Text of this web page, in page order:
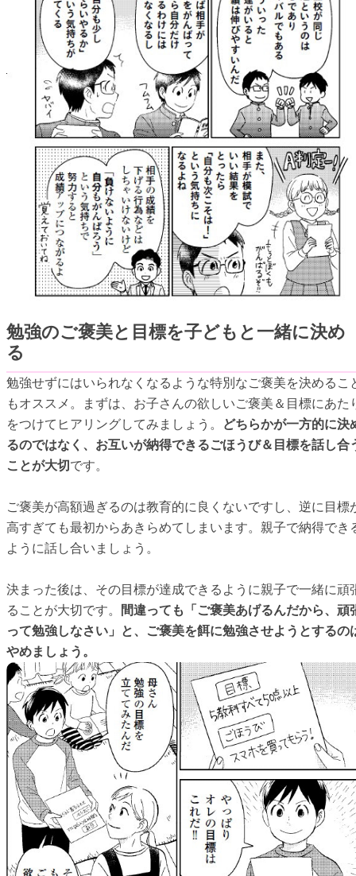
勉強のご褒美と目標を子どもと一緒に決め
る
勉強せずにはいられなくなるような特別なご褒美を決めるこ
もオススメ。まずは、お子さんの欲しいご褒美＆目標にあた
をつけてヒアリングしてみましょう。
どちらかが一方的に決
るのではなく、お互いが納得できるごほうび＆目標を話し合
ことが大切 です。
ご褒美が高額過ぎるのは教育的に良くないですし、逆に目標
高すぎても最初からあきらめてしまいます。親子で納得でき
ように話し合いましょう。
決まった後は、その目標が達成できるように親子で一緒に頑
ることが大切です。
間違っても「ご褒美あげるんだから、頑
って勉強しなさい」と、ご褒美を餌に勉強させようとするの
やめましょう。